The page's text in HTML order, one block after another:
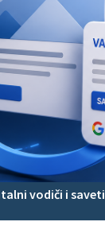
vodiči i saveti